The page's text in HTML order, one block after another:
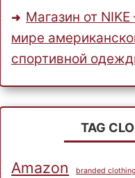
Магазин от
мире
спортивной
TAG
Amazon branded